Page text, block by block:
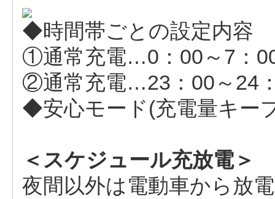
◆時間帯ごとの設定内容
①通常充電…0：00～7：
②通常充電…23：00～24
◆安心モード(充電量キー
＜スケジュール充放電＞
夜間以外は電動車から放